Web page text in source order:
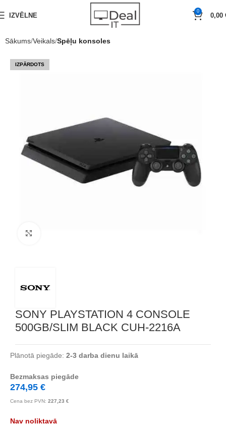
IZVĒLNE
0
0,00
Sākums Veikals Spēļu konsoles
IZPĀRDOTS
SONY PLAYSTATION 4 CONSOLE
500GB/SLIM BLACK CUH-2216A
Plānotā piegāde: 2-3 darba dienu laikā
Bezmaksas piegāde
274,95 €
Cena bez PVN: 227,23 €
Nav noliktavā